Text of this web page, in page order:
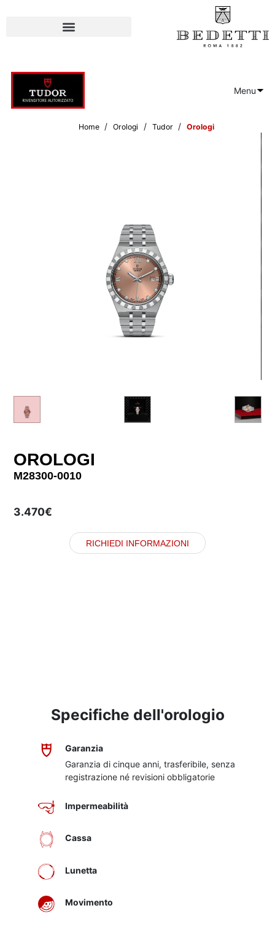
Menu
Home / Orologi / Tudor / Orologi
OROLOGI
M28300-0010
3.470€
RICHIEDI INFORMAZIONI
Specifiche dell'orologio
Garanzia
Garanzia di cinque anni, trasferibile, senza
registrazione né revisioni obbligatorie
Impermeabilità
Cassa
Lunetta
Movimento